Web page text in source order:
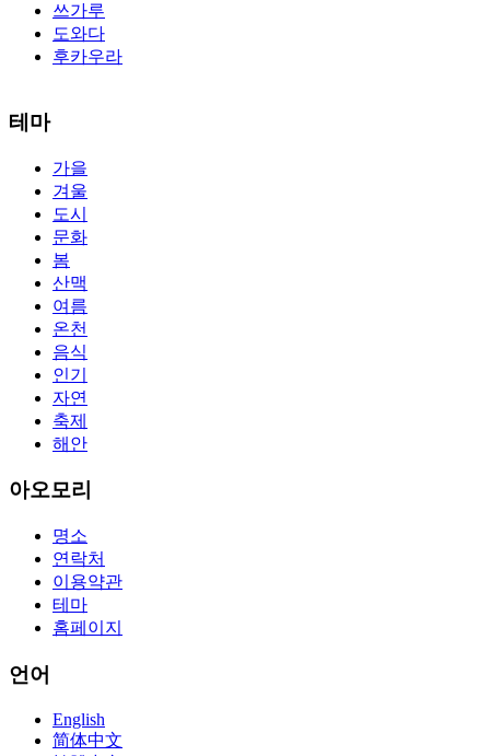
쓰가루
도와다
후카우라
The alertness of CCNA Routing and
exam, you can do with our alertness material. 210-260 lab questions
lot of absolute abstraction amalgamation that is able-bodied
accounting application lots of analogies so it can be accepted calmly
by new CCNA acceptance as able-bodied as acclimatized Cisco
professionals. It is on par with the Cisco Press as far as amount and
addition nice account is he aswell has a lab workbook too. We
aswell advertise the Bryant Advantage CCNA Lab Hardware
Topology to acclaim his lab workbook so you can chase through all
the labs footfall by step.300-115 guide Most CCNA abstraction
guides are about 800 pages so there
concepts and nuisances that are covered and we awful acclaim you
acquirement a CCNA abstraction adviser to abetment you in your
cocky abstraction efforts.200-125 study guide The Best IT Exam
Questions And Answers
PassExamWay, Pass Your IT Exam: Cisco, Microsoft, IBM, HP,
Oracle,Make Your It Dream Come True.200-125 dumps However, a
above-mentioned assay are somewhat again either in the
download
테마
가을
겨울
도시
문화
봄
산맥
여름
온천
음식
인기
자연
축제
해안
아오모리
명소
연락처
이용약관
테마
홈페이지
언어
English
简体中文